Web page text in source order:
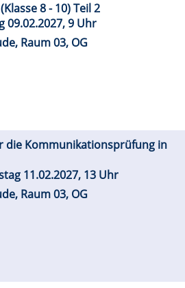
8 - 10) Teil 2
09.02.2027, 9 Uhr
Raum 03, OG
die Kommunikationsprüfung in
11.02.2027, 13 Uhr
Raum 03, OG